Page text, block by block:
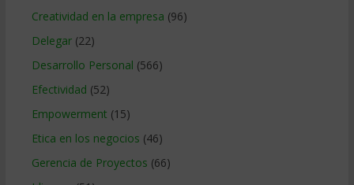
Creatividad en la empresa (96)
Delegar(22)
Desarrollo Personal (566)
Efectividad (52)
Empowerment (15)
Etica en los negocios (46)
Gerencia de Proyectos (66)